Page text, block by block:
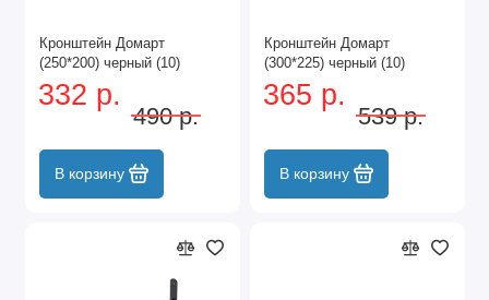
Кронштейн Домарт
(250*200) черный (10)
332 р.
490 р.
В корзину
Кронштейн Домарт
(300*225) черный (10)
365 р.
539 р.
В корзину